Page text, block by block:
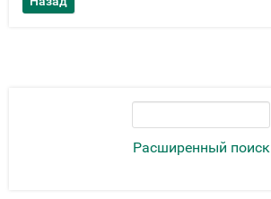
Расширенный поиск